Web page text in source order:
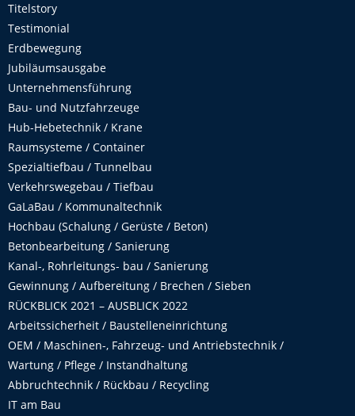
Titelstory
Testimonial
Erdbewegung
Jubiläumsausgabe
Unternehmensführung
Bau- und Nutzfahrzeuge
Hub-Hebetechnik / Krane
Raumsysteme / Container
Spezialtiefbau / Tunnelbau
Verkehrswegebau / Tiefbau
GaLaBau / Kommunaltechnik
Hochbau (Schalung / Gerüste / Beton)
Betonbearbeitung / Sanierung
Kanal-, Rohrleitungs- bau / Sanierung
Gewinnung / Aufbereitung / Brechen / Sieben
RÜCKBLICK 2021 – AUSBLICK 2022
Arbeitssicherheit / Baustelleneinrichtung
OEM / Maschinen-, Fahrzeug- und Antriebstechnik /
Wartung / Pflege / Instandhaltung
Abbruchtechnik / Rückbau / Recycling
IT am Bau